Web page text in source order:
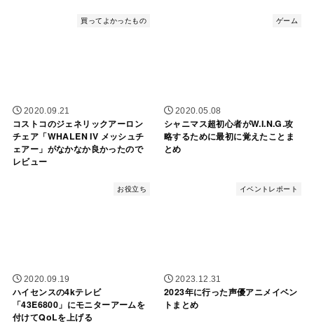
買ってよかったもの
2020.09.21
コストコのジェネリックアーロン
チェア「WHALEN IV メッシュチ
ェアー」がなかなか良かったので
レビュー
ゲーム
2020.05.08
シャニマス超初心者がW.I.N.G.攻
略するために最初に覚えたことま
とめ
お役立ち
2020.09.19
ハイセンスの4kテレビ
「43E6800」にモニターアームを
付けてQoLを上げる
イベントレポート
2023.12.31
2023年に行った声優アニメイベン
トまとめ